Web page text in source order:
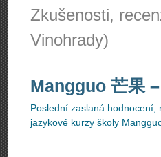
Zkušenosti,
Vinohrady)
Mangguo 芒果
Poslední zaslaná
jazykové kurzy školy